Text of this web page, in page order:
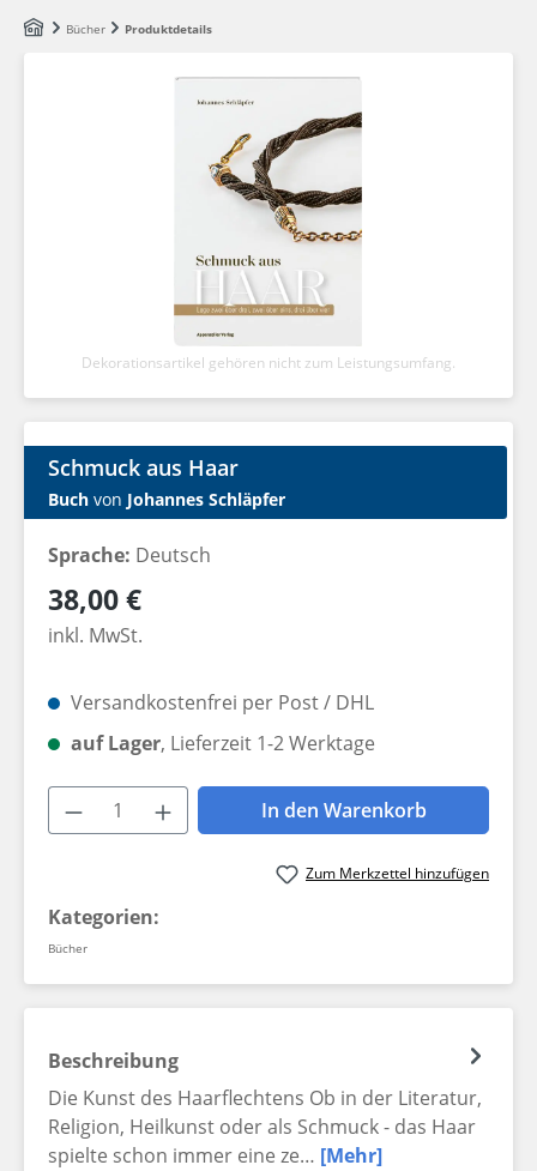
Zum Hauptinhalt springen
Bücher Produktdetails
Dekorationsartikel gehören nicht zum Leistungsumfang.
Schmuck aus Haar
Buch von Johannes Schläpfer
Sprache: Deutsch
Regulärer Preis:
38,00 €
inkl. MwSt.
Versandkostenfrei per Post / DHL
auf Lager, Lieferzeit 1-2 Werktage
Produkt Anzahl: Gib den
In den Warenkorb
Zum Merkzettel hinzufügen
Kategorien:
Bücher
Beschreibung
Die Kunst des Haarflechtens Ob in der Literatur,
Religion, Heilkunst oder als Schmuck - das Haar
spielte schon immer eine ze… [Mehr]